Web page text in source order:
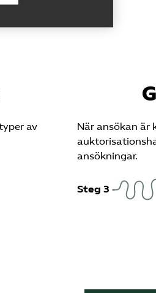
av
När ansökan är
ansökningar.
Steg 3